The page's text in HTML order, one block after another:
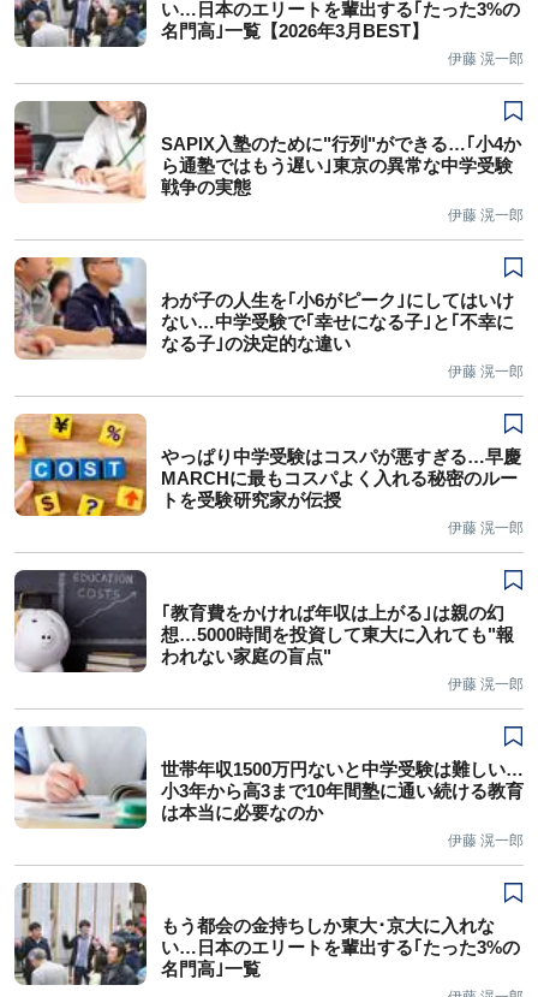
い…日本のエリートを輩出する｢たった3%の
名門高｣一覧【2026年3月BEST】
伊藤 滉一郎
SAPIX入塾のために"行列"ができる…｢小4か
ら通塾ではもう遅い｣東京の異常な中学受験
戦争の実態
伊藤 滉一郎
わが子の人生を｢小6がピーク｣にしてはいけ
ない…中学受験で｢幸せになる子｣と｢不幸に
なる子｣の決定的な違い
伊藤 滉一郎
やっぱり中学受験はコスパが悪すぎる…早慶
MARCHに最もコスパよく入れる秘密のルー
トを受験研究家が伝授
伊藤 滉一郎
｢教育費をかければ年収は上がる｣は親の幻
想…5000時間を投資して東大に入れても"報
われない家庭の盲点"
伊藤 滉一郎
世帯年収1500万円ないと中学受験は難しい…
小3年から高3まで10年間塾に通い続ける教育
は本当に必要なのか
伊藤 滉一郎
もう都会の金持ちしか東大･京大に入れな
い…日本のエリートを輩出する｢たった3%の
名門高｣一覧